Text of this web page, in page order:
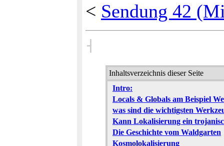
< Sendung 42
˧
Inhaltsverzeichnis dieser Seite
Intro:
Locals & Globals am Beispiel
was sind die wichtigsten
Kann Lokalisierung ein
Die Geschichte vom Waldgarten
Kosmolokalisierung